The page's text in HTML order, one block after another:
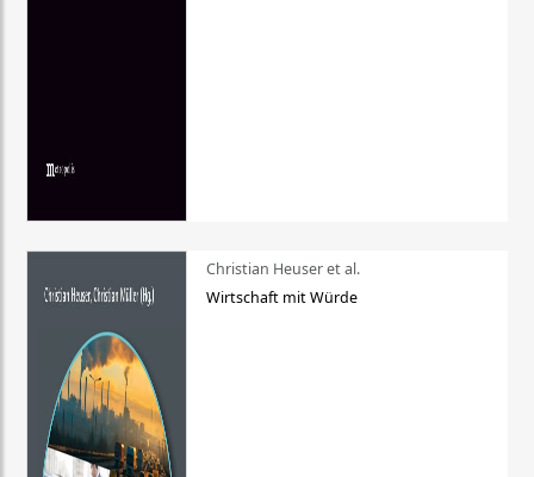
Christian Heuser et al.
Wirtschaft mit Würde